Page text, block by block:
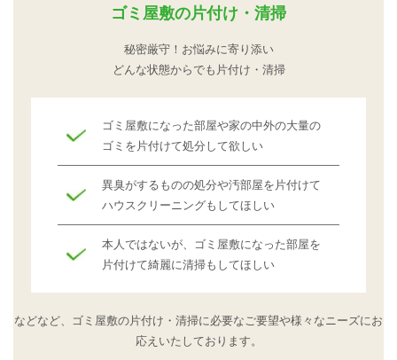
ゴミ屋敷の片付け・清掃
秘密厳守！お悩みに寄り添い
どんな状態からでも片付け・清掃
ゴミ屋敷になった部屋や家の中外の大量の
ゴミを片付けて処分して欲しい
異臭がするものの処分や汚部屋を片付けて
ハウスクリーニングもしてほしい
本人ではないが、ゴミ屋敷になった部屋を
片付けて綺麗に清掃もしてほしい
などなど、ゴミ屋敷の片付け・清掃に必要なご要望や様々なニーズにお
応えいたしております。